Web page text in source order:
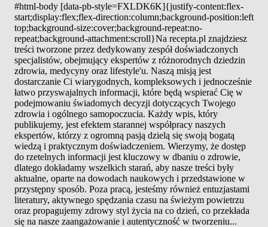
#html-body [data-pb-style=FXLDK6K]{justify-content:flex-
start;display:flex;flex-direction:column;background-position:left
top;background-size:cover;background-repeat:no-
repeat;background-attachment:scroll}Na recepta.pl znajdziesz
treści tworzone przez dedykowany zespół doświadczonych
specjalistów, obejmujący ekspertów z różnorodnych dziedzin
zdrowia, medycyny oraz lifestyle'u. Naszą misją jest
dostarczanie Ci wiarygodnych, kompleksowych i jednocześnie
łatwo przyswajalnych informacji, które będą wspierać Cię w
podejmowaniu świadomych decyzji dotyczących Twojego
zdrowia i ogólnego samopoczucia. Każdy wpis, który
publikujemy, jest efektem starannej współpracy naszych
ekspertów, którzy z ogromną pasją dzielą się swoją bogatą
wiedzą i praktycznym doświadczeniem. Wierzymy, że dostęp
do rzetelnych informacji jest kluczowy w dbaniu o zdrowie,
dlatego dokładamy wszelkich starań, aby nasze treści były
aktualne, oparte na dowodach naukowych i przedstawione w
przystępny sposób. Poza pracą, jesteśmy również entuzjastami
literatury, aktywnego spędzania czasu na świeżym powietrzu
oraz propagujemy zdrowy styl życia na co dzień, co przekłada
się na nasze zaangażowanie i autentyczność w tworzeniu...